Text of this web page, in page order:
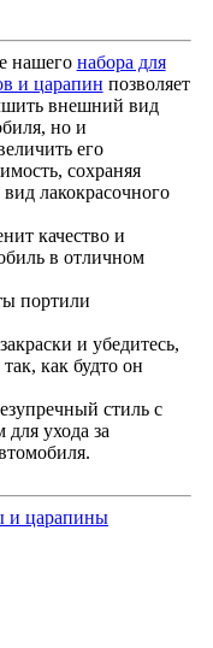
нашего набора для
и царапин позволяет
внешний вид
но и
его
сохраняя
лакокрасочного
качество и
в отличном
портили
и убедитесь,
как будто он
стиль с
ухода за
и царапины